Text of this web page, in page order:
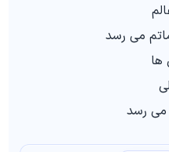
می‌ رسد
ها
می‌ رسد